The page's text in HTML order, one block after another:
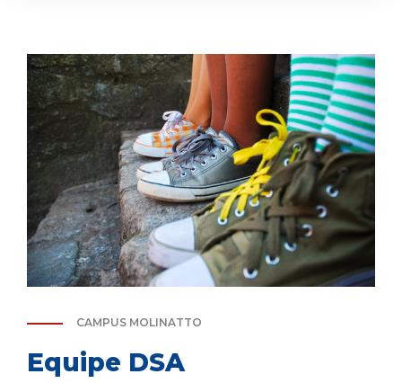
CAMPUS MOLINATTO
Equipe DSA